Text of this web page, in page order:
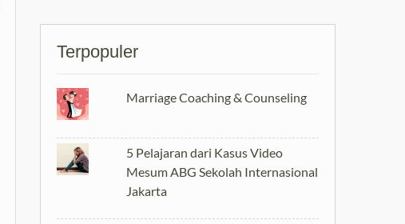
Terpopuler
Marriage Coaching & Counseling
5 Pelajaran dari Kasus Video
Mesum ABG Sekolah Internasional
Jakarta